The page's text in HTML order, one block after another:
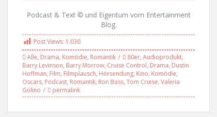
Podcast & Text © und Eigentum vom Entertainment
Blog.
Post Views: 1.030
Alle, Drama, Komödie, Romantik 80er, Audioprodukt,
Barry Levinson, Barry Morrow, Cruise Control, Drama, Dustin
Hoffman, Film, Filmplausch, Hörsendung, Kino, Komödie,
Oscars, Podcast, Romantik, Ron Bass, Tom Cruise, Valeria
Golino
permalink